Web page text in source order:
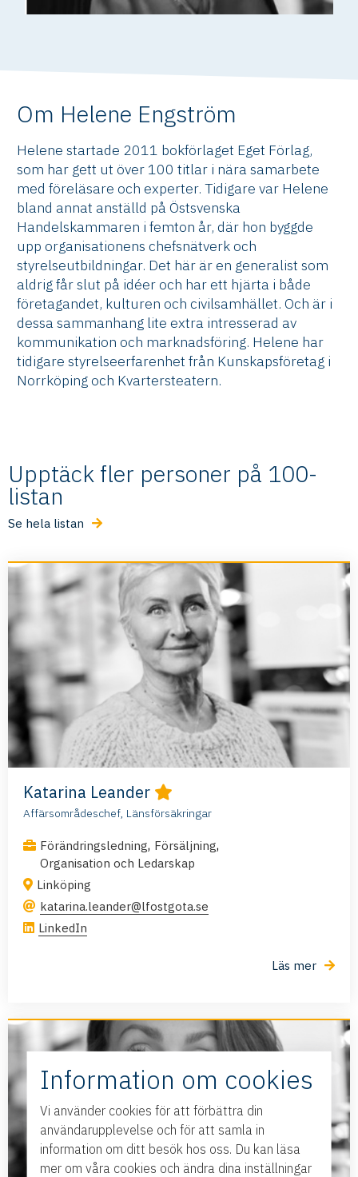
Om Helene Engström
Helene startade 2011 bokförlaget Eget Förlag,
som har gett ut över 100 titlar i nära samarbete
med föreläsare och experter. Tidigare var Helene
bland annat anställd på Östsvenska
Handelskammaren i femton år, där hon byggde
upp organisationens chefsnätverk och
styrelseutbildningar. Det här är en generalist som
aldrig får slut på idéer och har ett hjärta i både
företagandet, kulturen och civilsamhället. Och är i
dessa sammanhang lite extra intresserad av
kommunikation och marknadsföring. Helene har
tidigare styrelseerfarenhet från Kunskapsföretag i
Norrköping och Kvartersteatern.
Upptäck fler personer på 100-
listan
Se hela listan
Katarina Leander
Affärsområdeschef, Länsförsäkringar
Förändringsledning, Försäljning,
Organisation och Ledarskap
Linköping
katarina.leander@lfostgota.se
LinkedIn
Läs mer
Information om cookies
Vi använder cookies för att förbättra din
användarupplevelse och för att samla in
information om ditt besök hos oss. Du kan läsa
mer om våra cookies och ändra dina inställningar